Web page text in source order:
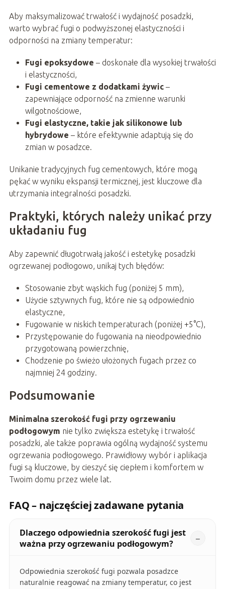
Aby maksymalizować trwałość i wydajność posadzki,
warto wybrać fugi o podwyższonej elastyczności i
odporności na zmiany temperatur:
Fugi epoksydowe – doskonałe dla wysokiej trwałości
i elastyczności,
Fugi cementowe z dodatkami żywic–
zapewniające odporność na zmienne warunki
wilgotnościowe,
Fugi elastyczne, takie jak silikonowe lub
hybrydowe – które efektywnie adaptują się do
zmian w posadzce.
Unikanie tradycyjnych fug cementowych, które mogą
pękać w wyniku ekspansji termicznej, jest kluczowe dla
utrzymania integralności posadzki.
Praktyki, których należy unikać przy
układaniu fug
Aby zapewnić długotrwałą jakość i estetykę posadzki
ogrzewanej podłogowo, unikaj tych błędów:
Stosowanie zbyt wąskich fug (poniżej 5 mm),
Użycie sztywnych fug, które nie są odpowiednio
elastyczne,
Fugowanie w niskich temperaturach (poniżej +5°C),
Przystępowanie do fugowania na nieodpowiednio
przygotowaną powierzchnię,
Chodzenie po świeżo ułożonych fugach przez co
najmniej 24 godziny.
Podsumowanie
Minimalna szerokość fugi przy ogrzewaniu
podłogowym nie tylko zwiększa estetykę i trwałość
posadzki, ale także poprawia ogólną wydajność systemu
ogrzewania podłogowego. Prawidłowy wybór i aplikacja
fugi są kluczowe, by cieszyć się ciepłem i komfortem w
Twoim domu przez wiele lat.
FAQ – najczęściej zadawane pytania
Dlaczego odpowiednia szerokość fugi jest
ważna przy ogrzewaniu podłogowym?
Odpowiednia szerokość fugi pozwala posadzce
naturalnie reagować na zmiany temperatur, co jest